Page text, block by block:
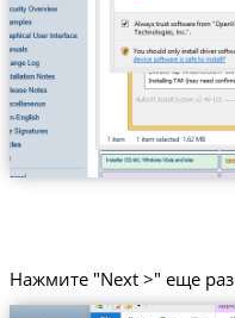
Нажмите "Next >" еще раз